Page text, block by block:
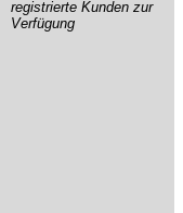
registrierte Kunden zur
Verfügung